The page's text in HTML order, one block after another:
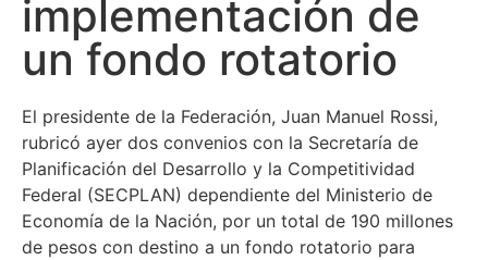
implementación de
un fondo rotatorio
El presidente de la Federación, Juan Manuel Rossi,
rubricó ayer dos convenios con la Secretaría de
Planificación del Desarrollo y la Competitividad
Federal (SECPLAN) dependiente del Ministerio de
Economía de la Nación, por un total de 190 millones
de pesos con destino a un fondo rotatorio para